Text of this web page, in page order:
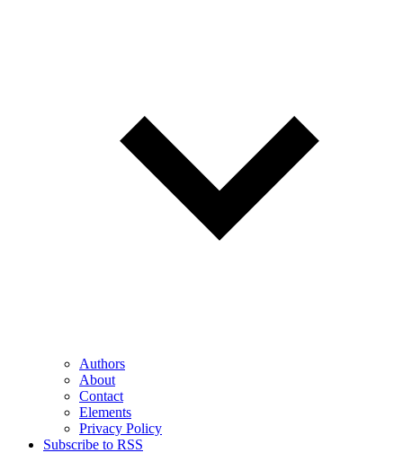
Authors
About
Contact
Elements
Privacy Policy
Subscribe to RSS